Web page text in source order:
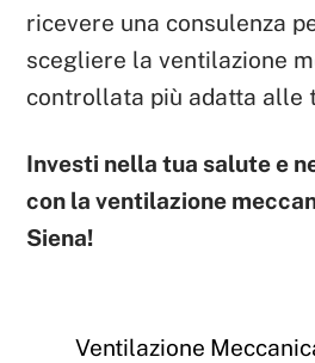
ricevere una consulenza
scegliere la ventilazione
controllata più adatta alle
Investi nella tua salute e
con la ventilazione
Siena!
Ventilazione